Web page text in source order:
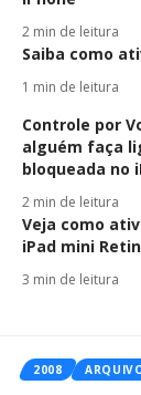
2 min de leitura
Saiba como
1 min de leitura
Controle por
alguém faça
bloqueada no
2 min de leitura
Veja como
iPad mini
3 min de leitura
2008